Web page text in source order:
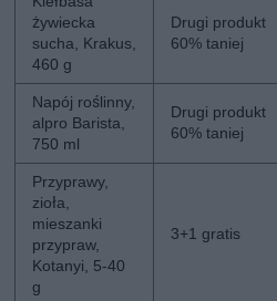
żywiecka
sucha, Krakus,
460 g
Drugi produkt
60% taniej
Napój roślinny,
alpro Barista,
750 ml
Drugi produkt
60% taniej
Przyprawy,
zioła,
mieszanki
przypraw,
Kotanyi, 5-40
g
3+1 gratis